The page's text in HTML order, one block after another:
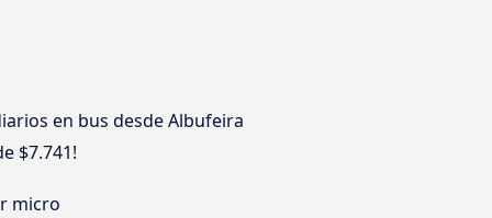
en bus desde Albufeira
$7.741!
micro